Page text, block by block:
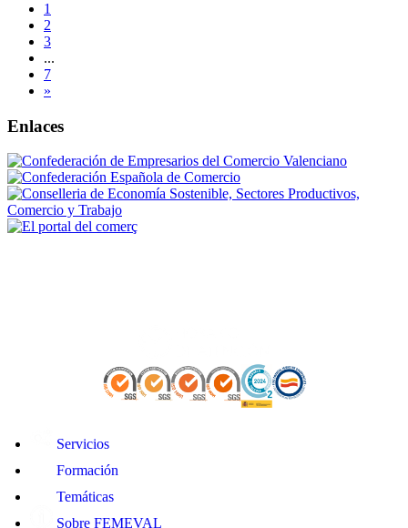
1
2
3
...
7
»
Enlaces
Servicios
Formación
Temáticas
Sobre FEMEVAL